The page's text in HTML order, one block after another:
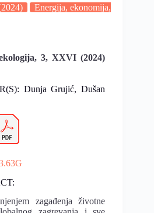
Energija, ekonomija,
3, XXVI (2024)
Dunja Grujić, Dušan
zagađenja životne